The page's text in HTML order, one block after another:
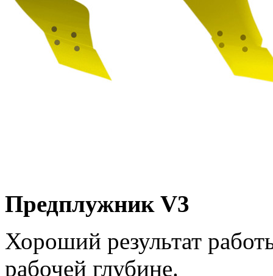
Предплужник V3
Хороший результат
рабочей глубине.